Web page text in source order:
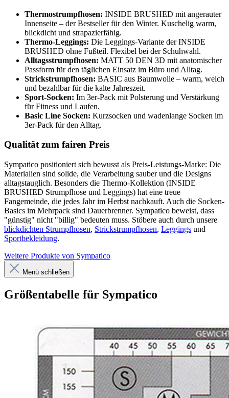
Thermostrumpfhosen: INSIDE BRUSHED mit angerauter
Innenseite – der Bestseller für den Winter. Kuschelig warm,
blickdicht und strapazierfähig.
Thermo-Leggings: Die Leggings-Variante der INSIDE
BRUSHED ohne Fußteil. Flexibel bei der Schuhwahl.
Alltagsstrumpfhosen: MATT 50 DEN 3D mit anatomischer
Passform für den täglichen Einsatz im Büro und Alltag.
Strickstrumpfhosen: BASIC aus Baumwolle – warm, weich
und bezahlbar für die kalte Jahreszeit.
Sport-Socken: Im 3er-Pack mit Polsterung und Verstärkung
für Fitness und Laufen.
Basic Line Socken: Kurzsocken und wadenlange Socken im
3er-Pack für den Alltag.
Qualität zum fairen Preis
Sympatico positioniert sich bewusst als Preis-Leistungs-Marke: Die
Materialien sind solide, die Verarbeitung sauber und die Designs
alltagstauglich. Besonders die Thermo-Kollektion (INSIDE
BRUSHED Strumpfhose und Leggings) hat eine treue
Fangemeinde, die jedes Jahr im Herbst nachkauft. Auch die Socken-
Basics im Mehrpack sind Dauerbrenner. Sympatico beweist, dass
"günstig" nicht "billig" bedeuten muss. Stöbere auch durch unsere
blickdichten Strumpfhosen, Strickstrumpfhosen, Leggings und
Sportbekleidung.
Weitere Produkte von Sympatico
Menü schließen
Größentabelle für Sympatico